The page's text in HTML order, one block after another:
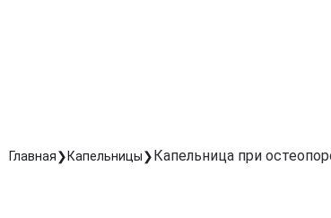
Главная Капельницы Капельница при